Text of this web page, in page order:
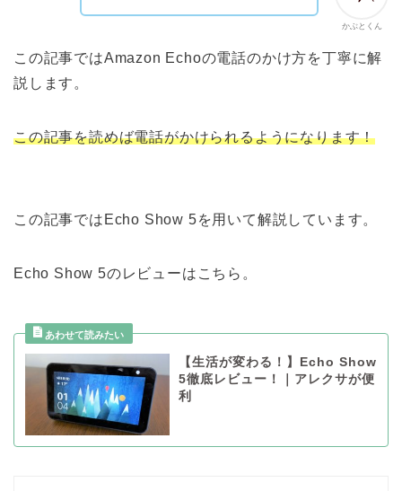
かぶとくん
この記事ではAmazon Echoの電話のかけ方を丁寧に解
説します。
この記事を読めば電話がかけられるようになります！
この記事ではEcho Show 5を用いて解説しています。
Echo Show 5のレビューはこちら。
【生活が変わる！】Echo Show
5徹底レビュー！｜アレクサが便
利